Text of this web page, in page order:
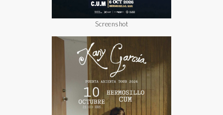
Screenshot